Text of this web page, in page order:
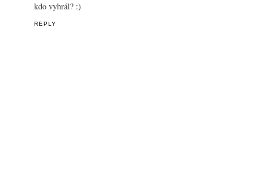
kdo vyhrál? :)
REPLY